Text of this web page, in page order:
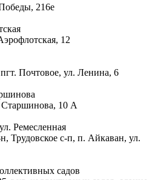
216е
12
Почтовое, ул. Ленина, 6
Старшинова, 10 А
Ремесленная
Трудовское с-п, п. Айкаван, ул.
садов